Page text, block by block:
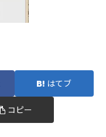
はてブ
コピー